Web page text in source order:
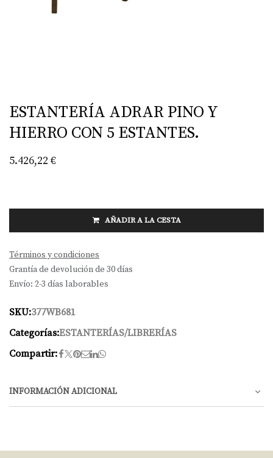
ESTANTERÍA ADRAR PINO Y
HIERRO CON 5 ESTANTES.
5.426,22 €
AÑADIR A LA CESTA
Términos y condiciones
Grantía de devolución de 30 días
Envío: 2-3 días laborables
SKU:377WB681
Categorías:ESTANTERÍAS/LIBRERÍAS
Compartir:
INFORMACIÓN ADICIONAL